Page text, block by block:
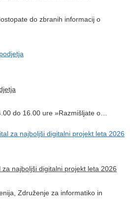
do zbranih informacij o
do 16.00 ure »Razmišljate o…
najboljši digitalni projekt leta 2026
Združenje za informatiko in